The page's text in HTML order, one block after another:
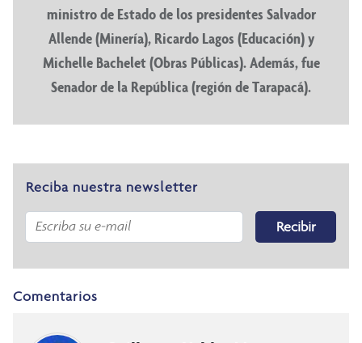
ministro de Estado de los presidentes Salvador
Allende (Minería), Ricardo Lagos (Educación) y
Michelle Bachelet (Obras Públicas). Además, fue
Senador de la República (región de Tarapacá).
Reciba nuestra newsletter
Recibir
Comentarios